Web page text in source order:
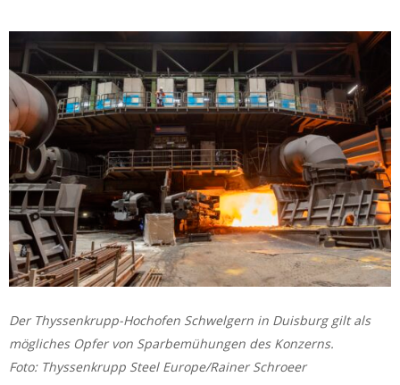
Der Thyssenkrupp-Hochofen Schwelgern in Duisburg gilt als
mögliches Opfer von Sparbemühungen des Konzerns.
Foto: Thyssenkrupp Steel Europe/Rainer Schroeer